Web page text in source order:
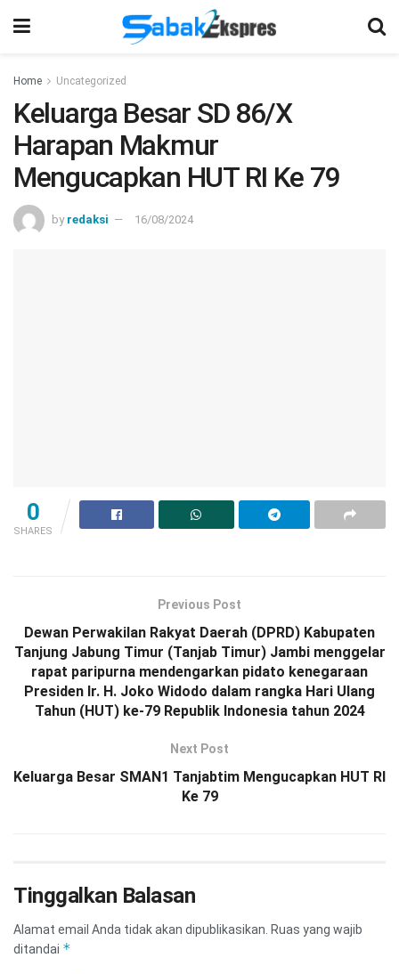
Home Uncategorized
Keluarga Besar SD 86/X
Harapan Makmur
Mengucapkan HUT RI Ke 79
by redaksi 16/08/2024
0
SHARES
Previous Post
Dewan Perwakilan Rakyat Daerah (DPRD) Kabupaten
Tanjung Jabung Timur (Tanjab Timur) Jambi menggelar
rapat paripurna mendengarkan pidato kenegaraan
Presiden Ir. H. Joko Widodo dalam rangka Hari Ulang
Tahun (HUT) ke-79 Republik Indonesia tahun 2024
Next Post
Keluarga Besar SMAN1 Tanjabtim Mengucapkan HUT RI
Ke 79
Tinggalkan Balasan
Alamat email Anda tidak akan dipublikasikan. Ruas yang wajib
ditandai *